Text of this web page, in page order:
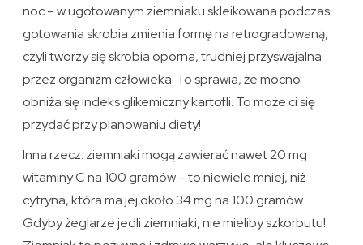
noc – w ugotowanym ziemniaku skleikowana podczas
gotowania skrobia zmienia formę na retrogradowaną,
czyli tworzy się skrobia oporna, trudniej przyswajalna
przez organizm człowieka. To sprawia, że mocno
obniża się indeks glikemiczny kartofli. To może ci się
przydać przy planowaniu diety!
Inna rzecz: ziemniaki mogą zawierać nawet 20 mg
witaminy C na 100 gramów – to niewiele mniej, niż
cytryna, która ma jej około 34 mg na 100 gramów.
Gdyby żeglarze jedli ziemniaki, nie mieliby szkorbutu!